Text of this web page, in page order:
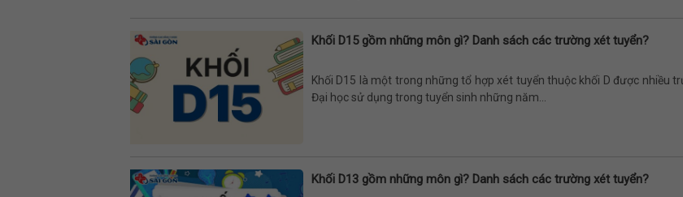
Khối D15 gồm những môn gì? Danh sách các trường xét tuyển?
Khối D15 là một trong những tổ hợp xét tuyển thuộc khối D được nhiều
Đại học sử dụng trong tuyển sinh những năm...
Khối D13 gồm những môn gì? Danh sách các trường xét tuyển?